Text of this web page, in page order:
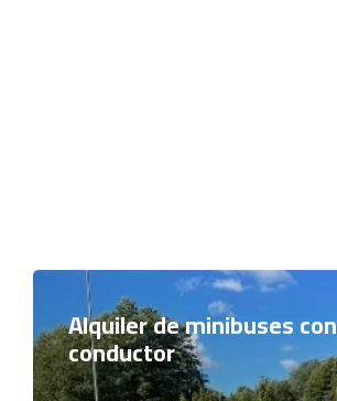
Alquiler de minibuses con
conductor